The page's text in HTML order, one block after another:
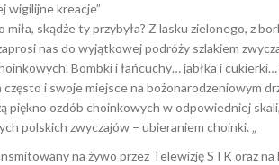
wigilijne kreacje”
miła, skądże ty przybyła? Z lasku zielonego, z
nas do wyjątkowej podróży szlakiem
Bombki i łańcuchy… jabłka i
często i swoje miejsce na bożonarodzeniowym
piękno ozdób choinkowych w odpowiedniej
polskich zwyczajów – ubieraniem choinki. „
na żywo przez Telewizję STK oraz